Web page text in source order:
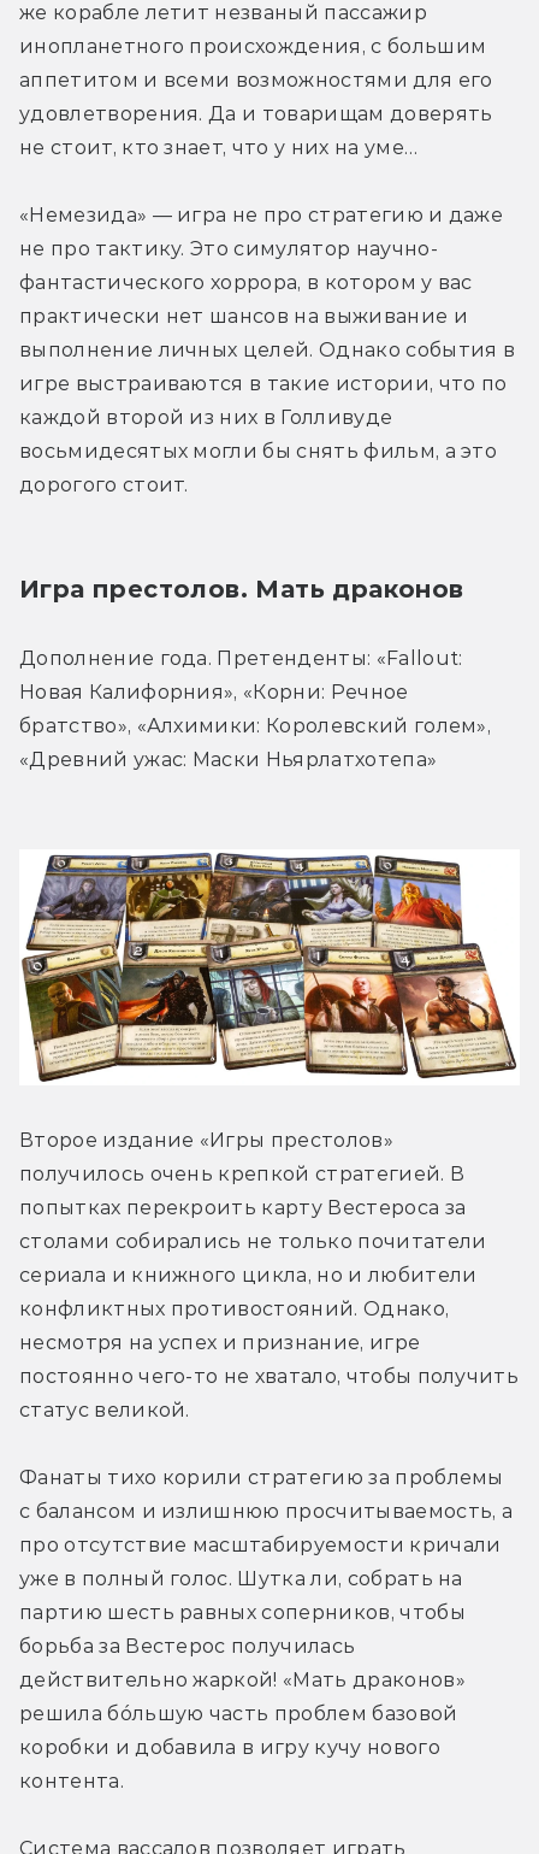
же корабле летит незваный пассажир
инопланетного происхождения, с большим
аппетитом и всеми возможностями для его
удовлетворения. Да и товарищам доверять
не стоит, кто знает, что у них на уме…
«Немезида» — игра не про стратегию и даже
не про тактику. Это симулятор научно-
фантастического хоррора, в котором у вас
практически нет шансов на выживание и
выполнение личных целей. Однако события в
игре выстраиваются в такие истории, что по
каждой второй из них в Голливуде
восьмидесятых могли бы снять фильм, а это
дорогого стоит.
Игра престолов. Мать драконов
Дополнение года. Претенденты: «Fallout:
Новая Калифорния», «Корни: Речное
братство», «Алхимики: Королевский голем»,
«Древний ужас: Маски Ньярлатхотепа»
Второе издание «Игры престолов»
получилось очень крепкой стратегией. В
попытках перекроить карту Вестероса за
столами собирались не только почитатели
сериала и книжного цикла, но и любители
конфликтных противостояний. Однако,
несмотря на успех и признание, игре
постоянно чего-то не хватало, чтобы получить
статус великой.
Фанаты тихо корили стратегию за проблемы
с балансом и излишнюю просчитываемость, а
про отсутствие масштабируемости кричали
уже в полный голос. Шутка ли, собрать на
партию шесть равных соперников, чтобы
борьба за Вестерос получилась
действительно жаркой! «Мать драконов»
решила бóльшую часть проблем базовой
коробки и добавила в игру кучу нового
контента.
Система вассалов позволяет играть